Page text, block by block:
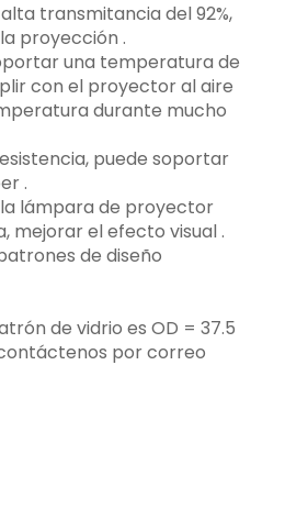
transmitancia del 92%,
proyección ‌.
una temperatura de
con el proyector al aire
durante mucho
puede soportar
‌.
la lámpara de proyector
mejorar el efecto visual ‌.
de diseño
de vidrio es OD = 37.5
por correo